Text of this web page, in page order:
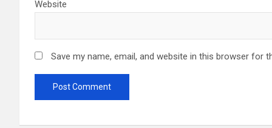
Website
Save my name, email, and website in this browser for